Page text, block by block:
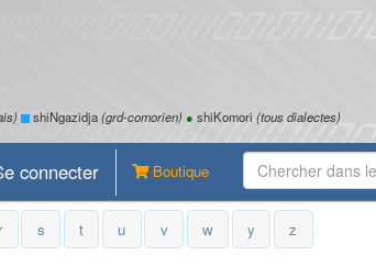
shiNgazidja(grd-comorien) ● shiKomori (tous dialectes)
Boutique
connecter
r s t u v w y z